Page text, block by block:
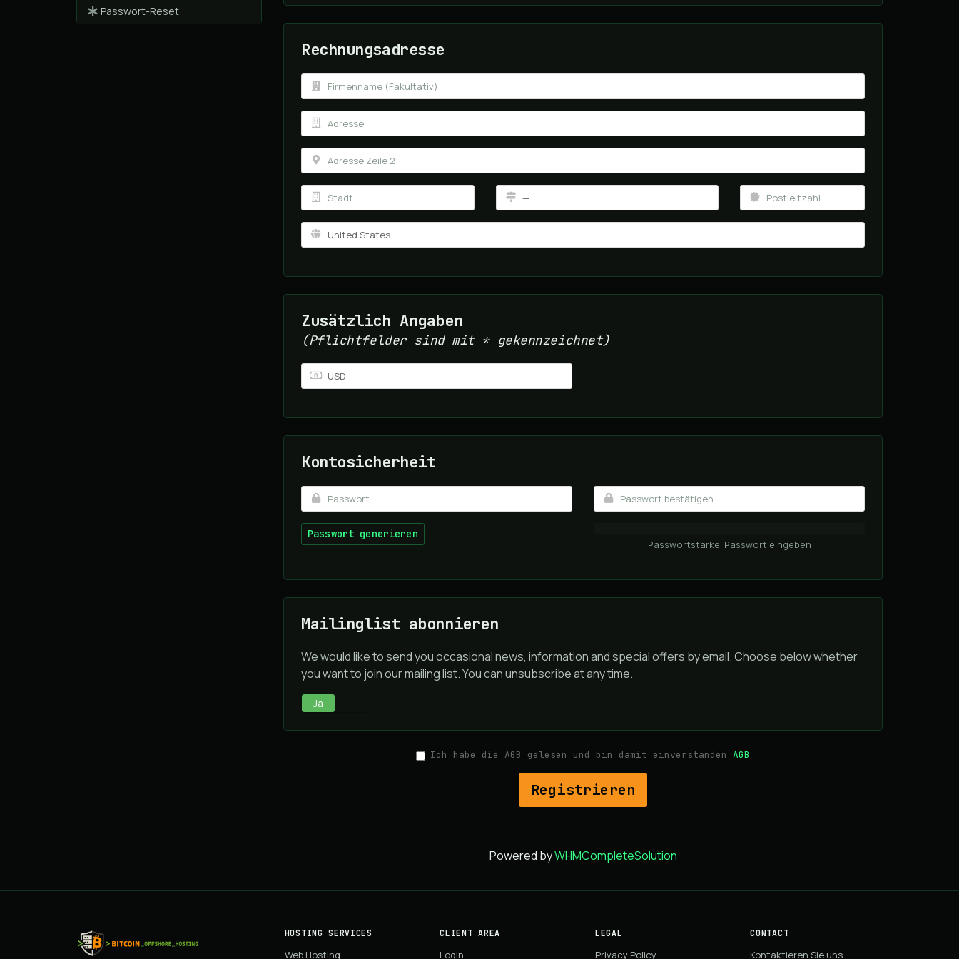
Passwort-Reset
Rechnungsadresse
Zusätzlich Angaben
(Pflichtfelder sind mit * gekennzeichnet)
Kontosicherheit
Passwort generieren
Passwortstärke: Passwort eingeben
Mailinglist abonnieren
We would like to send you occasional news, information and special offers by email. Choose below whether
you want to join our mailing list. You can unsubscribe at any time.
Ja
Ich habe die AGB gelesen und bin damit einverstanden AGB
Powered byWHMCompleteSolution
HOSTING SERVICES
Web Hosting
CLIENT AREA
Login
LEGAL
Privacy Policy
CONTACT
Kontaktieren Sie uns